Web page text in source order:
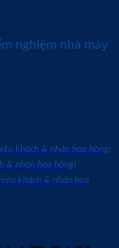
nghiệm nhà máy
khách & nhận hoa hồng)
& nhận hoa hồng)
khách & nhận hoa